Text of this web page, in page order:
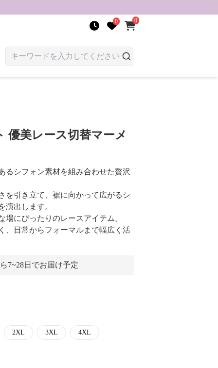
0 0
優美レース切替マーメ
るシフォン素材を組み合わせた贅沢
を引き立て、裾に向かって広がるシ
演出します。
にぴったりのレースアイテム。
、日常からフォーマルまで幅広く活
7~28日でお届け予定
2XL 3XL 4XL